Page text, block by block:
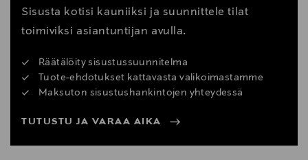
Sisusta kotisi kauniiksi ja suunnittele tilat
toimiviksi asiantuntijan avulla.
Räätälöity sisustussuunnitelma
Tuote-ehdotukset kattavasta valikoimastamme
Maksuton sisustushankintojen yhteydessä
TUTUSTU JA VARAA AIKA